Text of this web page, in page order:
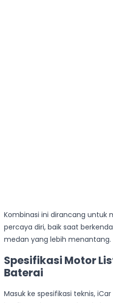
Kombinasi ini dirancang untuk
percaya diri, baik saat
medan yang lebih menantang.
Spesifikasi Motor
Baterai
Masuk ke spesifikasi teknis,